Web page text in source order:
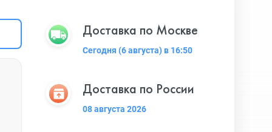
Доставка по Москве
Сегодня (6 августа) в 16:50
Доставка по России
08 августа 2026